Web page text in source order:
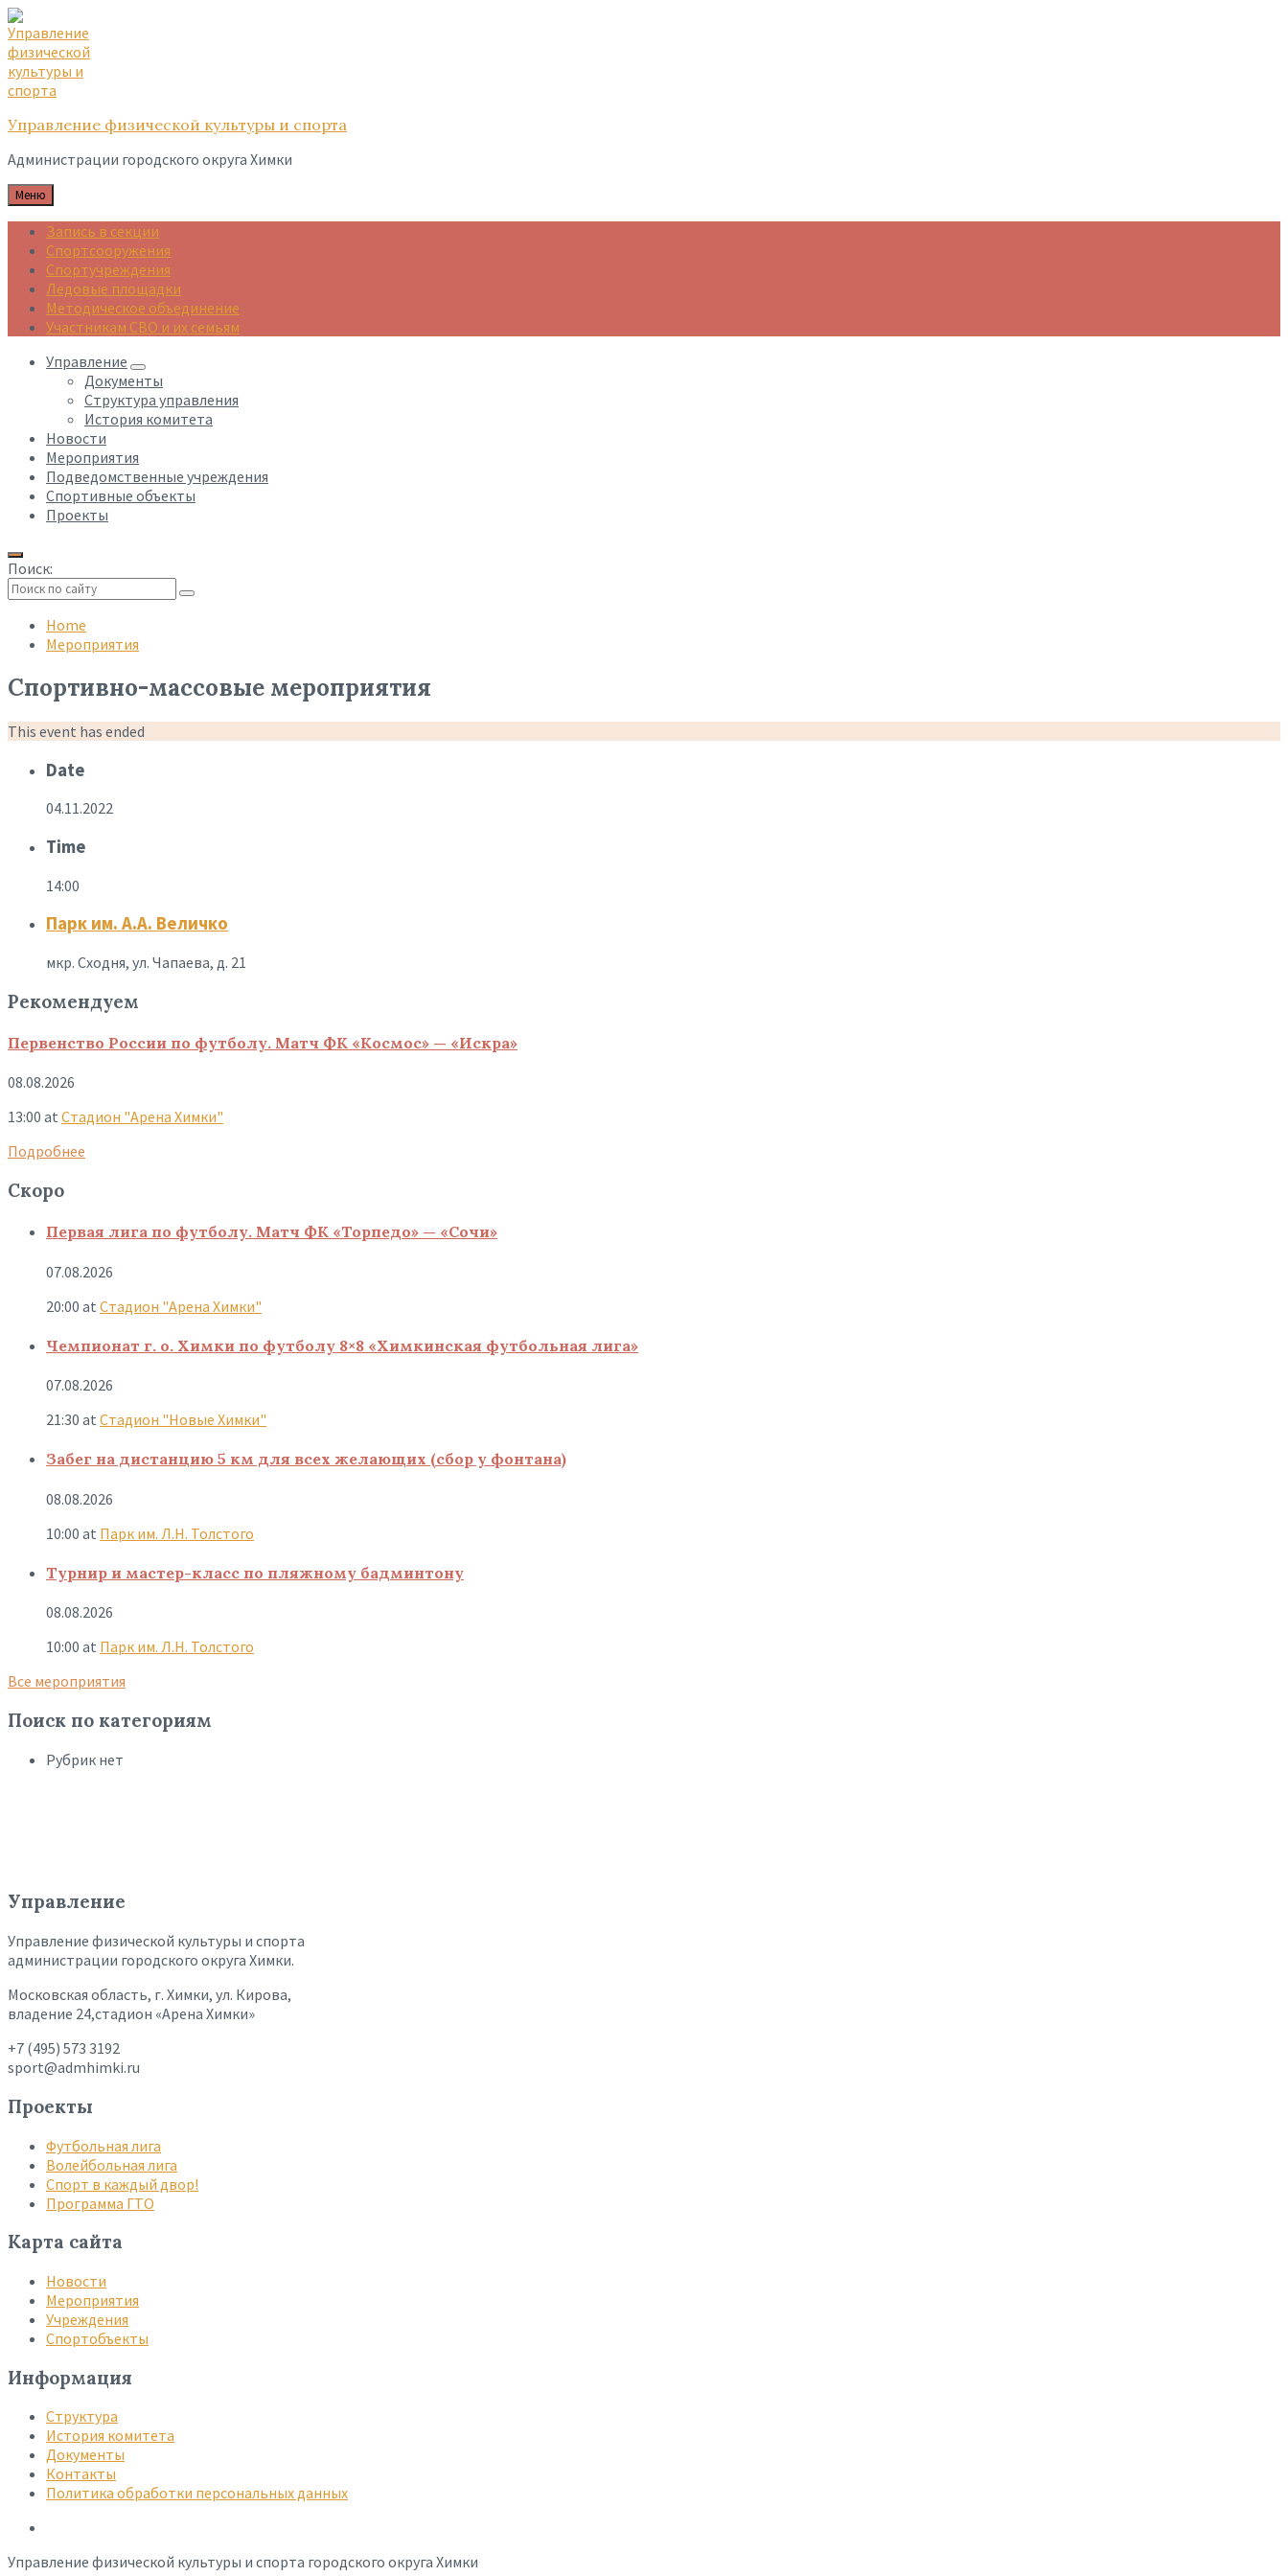
Skip
to
content
Skip
to
main
navigation
Skip
to
footer
Управление физической культуры и спорта
Администрации городского округа Химки
Меню
Запись в секции
Спортсооружения
Спортучреждения
Ледовые площадки
Методическое объединение
Участникам СВО и их семьям
Управление
Документы
Структура управления
История комитета
Новости
Мероприятия
Подведомственные учреждения
Спортивные объекты
Проекты
Поиск:
search
Home
Мероприятия
Спортивно-массовые мероприятия
This event has ended
Date
04.11.2022
Time
14:00
Парк им. А.А. Величко
мкр. Сходня, ул. Чапаева, д. 21
Рекомендуем
Первенство России по футболу. Матч ФК «Космос» — «Искра»
08.08.2026
13:00 at Стадион "Арена Химки"
Подробнее
Скоро
Первая лига по футболу. Матч ФК «Торпедо» — «Сочи»
07.08.2026
20:00 at Стадион "Арена Химки"
Чемпионат г. о. Химки по футболу 8×8 «Химкинская футбольная лига»
07.08.2026
21:30 at Стадион "Новые Химки"
Забег на дистанцию 5 км для всех желающих (сбор у фонтана)
08.08.2026
10:00 at Парк им. Л.Н. Толстого
Турнир и мастер-класс по пляжному бадминтону
08.08.2026
10:00 at Парк им. Л.Н. Толстого
Все мероприятия
Поиск по категориям
Рубрик нет
Управление
Управление физической культуры и спорта
администрации городского округа Химки.
Московская область, г. Химки, ул. Кирова,
владение 24,стадион «Арена Химки»
+7 (495) 573 3192
sport@admhimki.ru
Проекты
Футбольная лига
Волейбольная лига
Спорт в каждый двор!
Программа ГТО
Карта сайта
Новости
Мероприятия
Учреждения
Спортобъекты
Информация
Структура
История комитета
Документы
Контакты
Политика обработки персональных данных
Управление физической культуры и спорта городского округа Химки